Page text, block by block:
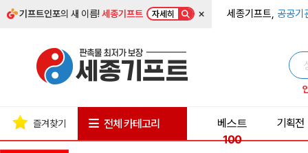
기프트인포의 새 이름!세종기프트 자세히 × 세종기프트, 공공기
즐겨찾기 전체 카테고리
베스트
100
기획전